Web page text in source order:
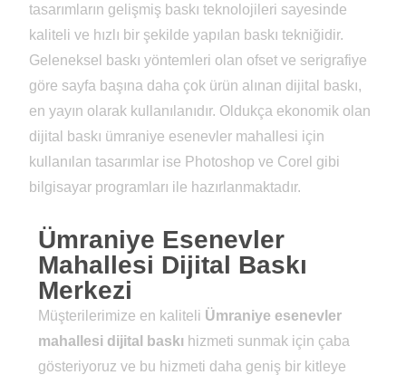
tasarımların gelişmiş baskı teknolojileri sayesinde
kaliteli ve hızlı bir şekilde yapılan baskı tekniğidir.
Geleneksel baskı yöntemleri olan ofset ve serigrafiye
göre sayfa başına daha çok ürün alınan dijital baskı,
en yayın olarak kullanılanıdır. Oldukça ekonomik olan
dijital baskı ümraniye esenevler mahallesi için
kullanılan tasarımlar ise Photoshop ve Corel gibi
bilgisayar programları ile hazırlanmaktadır.
Ümraniye Esenevler
Mahallesi Dijital Baskı
Merkezi
Müşterilerimize en kaliteli Ümraniye esenevler
mahallesi dijital baskı hizmeti sunmak için çaba
gösteriyoruz ve bu hizmeti daha geniş bir kitleye